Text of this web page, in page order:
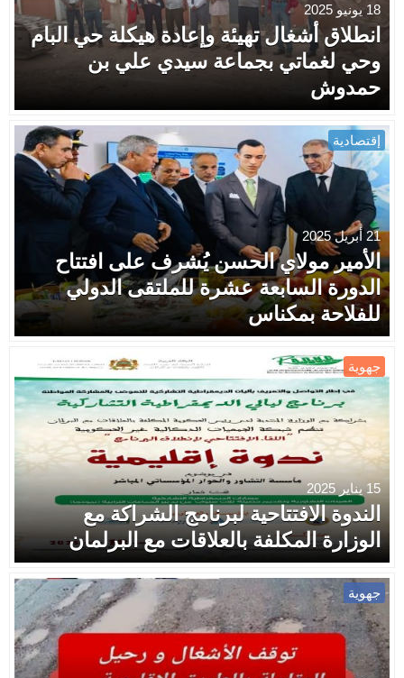
18 يونيو 2025
انطلاق أشغال تهيئة وإعادة هيكلة حي البام
وحي لغماتي بجماعة سيدي علي بن
حمدوش
إقتصادية
21 أبريل 2025
الأمير مولاي الحسن يُشرف على افتتاح
الدورة السابعة عشرة للملتقى الدولي
للفلاحة بمكناس
جهوية
15 يناير 2025
الندوة الافتتاحية لبرنامج الشراكة مع
الوزارة المكلفة بالعلاقات مع البرلمان
جهوية